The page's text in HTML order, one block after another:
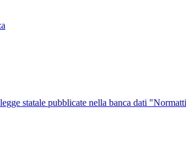
statale pubblicate nella banca dati